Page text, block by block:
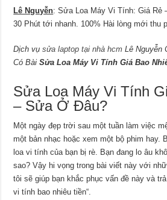
Lê Nguyễn: Sửa Loa Máy Vi Tính: Giá Rẻ
30 Phút tới nhanh. 100% Hài lòng mới thu
Dịch vụsửa laptop tại nhà hcm Lê Nguyễn
Có BàiSửa Loa Máy Vi Tính Giá Bao
Sửa Loa Máy Vi Tính
– Sửa Ở Đâu?
Một ngày đẹp trời sau một tuần làm việc
một bản nhạc hoặc xem một bộ phim hay.
loa vi tính của bạn bị rè. Bạn đang lo âu
sao? Vậy hi vọng trong bài viết này với
tôi sẽ giúp bạn khắc phục vấn đề này và
vi tính bao nhiêu tiền“.